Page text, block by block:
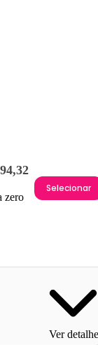
zero
Selecionar
Ver